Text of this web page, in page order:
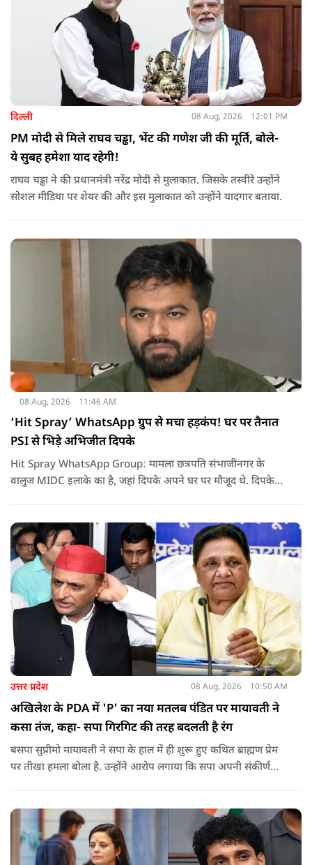
दिल्ली 08 Aug, 2026 12:01 PM
PM मोदी से मिले राघव चड्ढा, भेंट की गणेश जी की मूर्ति, बोले-
ये सुबह हमेशा याद रहेगी!
राघव चड्ढा ने की प्रधानमंत्री नरेंद्र मोदी से मुलाकात. जिसके तस्वीरें उन्होंने
सोशल मीडिया पर शेयर की और इस मुलाकात को उन्होंने यादगार बताया.
08 Aug, 2026 11:46 AM
‘Hit Spray’ WhatsApp ग्रुप से मचा हड़कंप! घर पर तैनात
PSI से भिड़े अभिजीत दिपके
Hit Spray WhatsApp Group: मामला छत्रपति संभाजीनगर के
वालुज MIDC इलाके का है, जहां दिपके अपने घर पर मौजूद थे. दिपके
को लेकर दिपके की पुलिस अधिकारी से तीखी बहस हो गई.
उत्तर प्रदेश 08 Aug, 2026 10:50 AM
अखिलेश के PDA में 'P' का नया मतलब पंडित पर मायावती ने
कसा तंज, कहा- सपा गिरगिट की तरह बदलती है रंग
बसपा सुप्रीमो मायावती ने सपा के हाल में ही शुरू हुए कथित ब्राह्मण प्रेम
पर तीखा हमला बोला है. उन्होंने आरोप लगाया कि सपा अपनी संकीर्ण